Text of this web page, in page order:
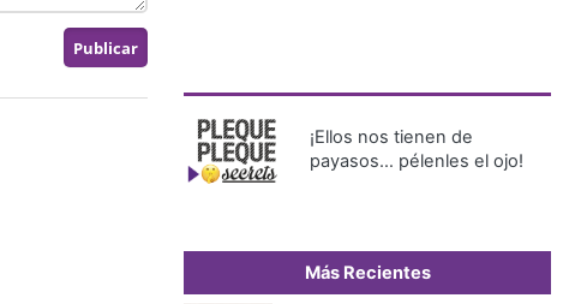
¡Ellos nos tienen de
payasos… pélenles el ojo!
Más Recientes